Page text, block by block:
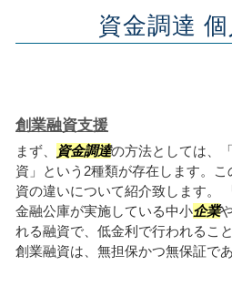
資金調達
創業融資支援
まず、 資金調達の方法としては、
資」という2種類が存在します。
資の違いについて紹介致します。
金融公庫が実施している中小企業
れる融資で、低金利で行われるこ
創業融資は、無担保かつ無保証で